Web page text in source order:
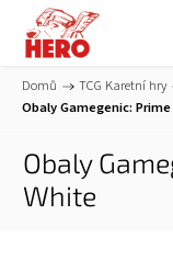
Domů / TCG Karetní hry /
Obaly Gamegenic:
Obaly
White